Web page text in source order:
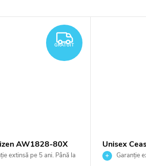
GRATUIT
GRATUIT
AW1828-80X
extinsă pe 5 ani. Până la
Unisex
50XGaranție